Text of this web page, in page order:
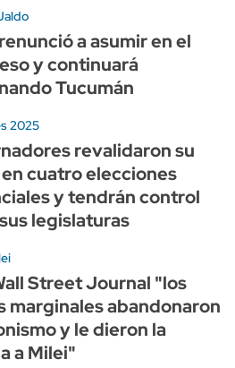
a asumir en el
y continuará
Tucumán
2025
revalidaron su
cuatro elecciones
y tendrán control
legislaturas
Street Journal "los
marginales abandonaron
y le dieron la
a Milei"